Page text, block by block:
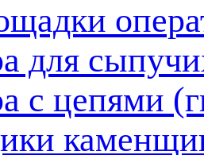
для
с цепями